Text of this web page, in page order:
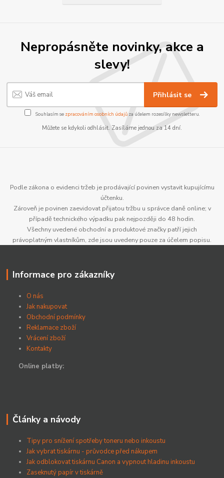
Nepropásněte novinky, akce a
slevy!
Přihlásit se
Souhlasím se zpracováním osobních údajůza účelem rozesílky newsletteru.
Můžete se kdykoli odhlásit. Zasíláme jednou za 14 dní.
Podle zákona o evidenci tržeb je prodávající povinen vystavit kupujícímu
účtenku.
Zároveň je povinen zaevidovat přijatou tržbu u správce daně online; v
případě technického výpadku pak nejpozději do 48 hodin.
Všechny uvedené obchodní a produktové značky patří jejich
právoplatným vlastníkům, zde jsou uvedeny pouze za účelem popisu.
Informace pro zákazníky
O nás
Jak nakupovat
Obchodní podmínky
Reklamace zboží
Vrácení zboží
Kontakty
Online platby:
Články a návody
Tipy pro snížení spotřeby toneru nebo inkoustu
Jak vybrat tiskárnu - průvodce před nákupem
Jak odblokovat tiskárnu Canon a vypnout hladinu inkoustu
Zaseknutý papír v tiskárně